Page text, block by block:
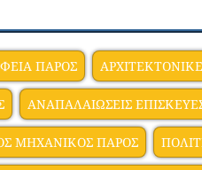
ΠΑΡΟΣ
ΑΝΑΠΑΛΑΙΩΣΕΙΣ
ΜΗΧΑΝΙΚΟΣ ΠΑΡΟΣ